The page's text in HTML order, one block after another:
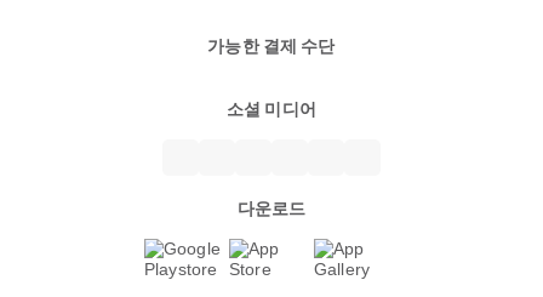
가능한 결제 수단
소셜 미디어
다운로드